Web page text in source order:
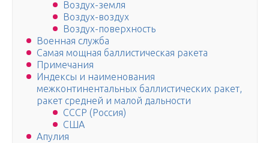
Воздух-земля
Воздух-воздух
Воздух-поверхность
Военная служба
Самая мощная баллистическая ракета
Примечания
Индексы и наименования
межконтинентальных баллистических ракет,
ракет средней и малой дальности
СССР (Россия)
США
Апулия